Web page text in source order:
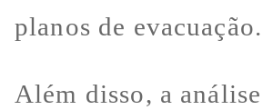
planos de evacuação.
Além disso, a